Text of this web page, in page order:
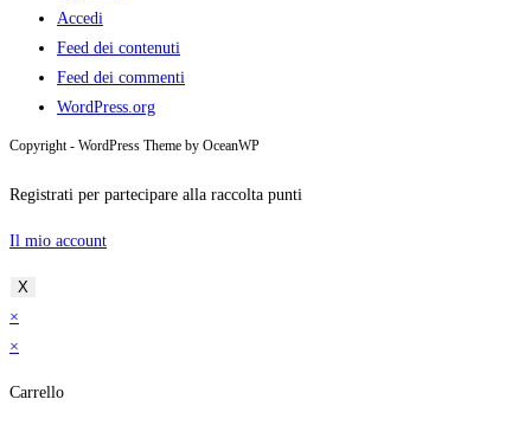
Accedi
Feed dei contenuti
Feed dei commenti
WordPress.org
Copyright - WordPress Theme by OceanWP
Registrati per partecipare alla raccolta punti
Il mio account
X
×
×
Carrello